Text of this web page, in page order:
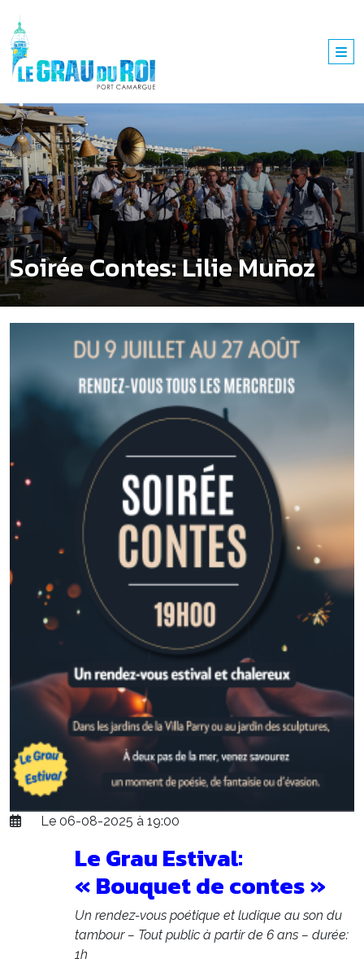
Soirée Contes: Lilie Muñoz
Le 06-08-2025 à 19:00
Le Grau Estival:
« Bouquet de contes »
Un rendez-vous poétique et ludique au son du
tambour – Tout public à partir de 6 ans – durée:
1h